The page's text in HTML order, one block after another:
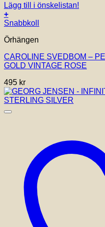
Lägg till i önskelistan!
+
Snabbkoll
Örhängen
CAROLINE SVEDBOM –
GOLD VINTAGE ROSE
495 kr